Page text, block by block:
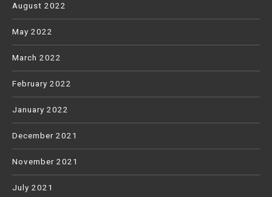
August 2022
May 2022
March 2022
February 2022
January 2022
December 2021
November 2021
July 2021